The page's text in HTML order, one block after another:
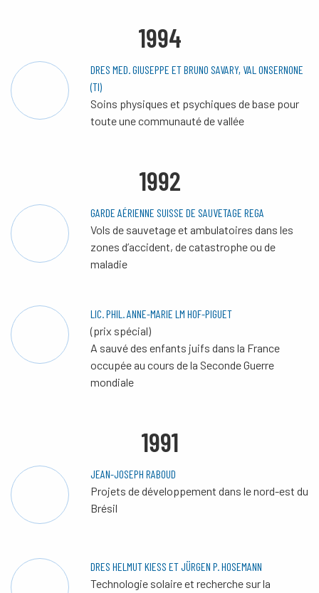
1994
DRES MED. GIUSEPPE ET BRUNO SAVARY, VAL ONSERNONE
(TI)
Soins physiques et psychiques de base pour
toute une communauté de vallée
1992
GARDE AÉRIENNE SUISSE DE SAUVETAGE REGA
Vols de sauvetage et ambulatoires dans les
zones d’accident, de catastrophe ou de
maladie
LIC. PHIL. ANNE-MARIE LM HOF-PIGUET
(prix spécial)
A sauvé des enfants juifs dans la France
occupée au cours de la Seconde Guerre
mondiale
1991
JEAN-JOSEPH RABOUD
Projets de développement dans le nord-est du
Brésil
DRES HELMUT KIESS ET JÜRGEN P. HOSEMANN
Technologie solaire et recherche sur la